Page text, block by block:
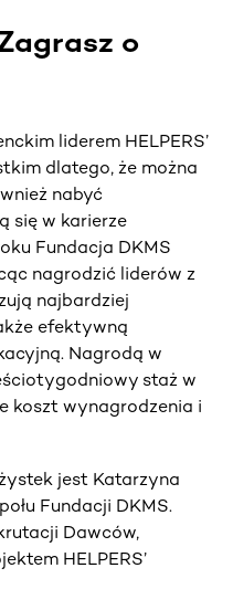
o
liderem HELPERS’
dlatego, że można
nabyć
się w karierze
Fundacja DKMS
nagrodzić liderów z
najbardziej
efektywną
Nagrodą w
staż w
koszt wynagrodzenia i
jest Katarzyna
Fundacji DKMS.
Dawców,
HELPERS’